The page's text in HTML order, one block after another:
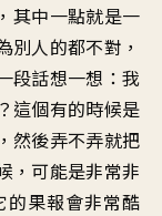
， 其中一點就是一
別人的都不對 ，
段話想一想 ：我
？ 這個有的時候是
，然後弄不弄就把
， 可能是非常非
的果報會非常酷